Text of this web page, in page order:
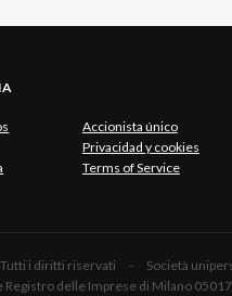
Accionista único
Privacidad y cookies
Terms of Service
Tutti i diritti riservati - Società
delle Imprese di Milano